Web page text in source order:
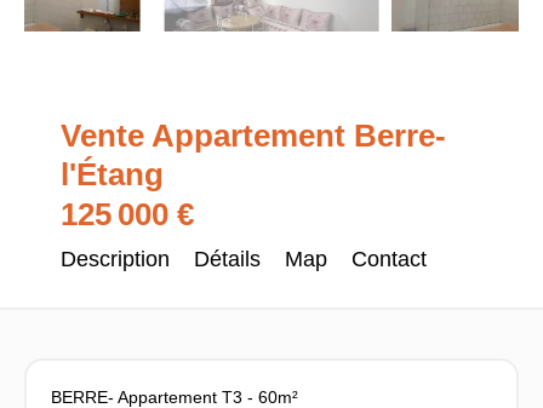
Vente Appartement Berre-
l'Étang
125 000 €
Description Détails Map Contact
BERRE- Appartement T3 - 60m²